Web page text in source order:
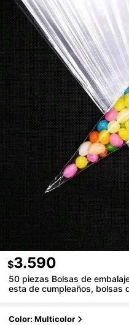
$3.590
50 piezas Bolsas de
esta de cumpleaños, bolsas
Color: Multicolor